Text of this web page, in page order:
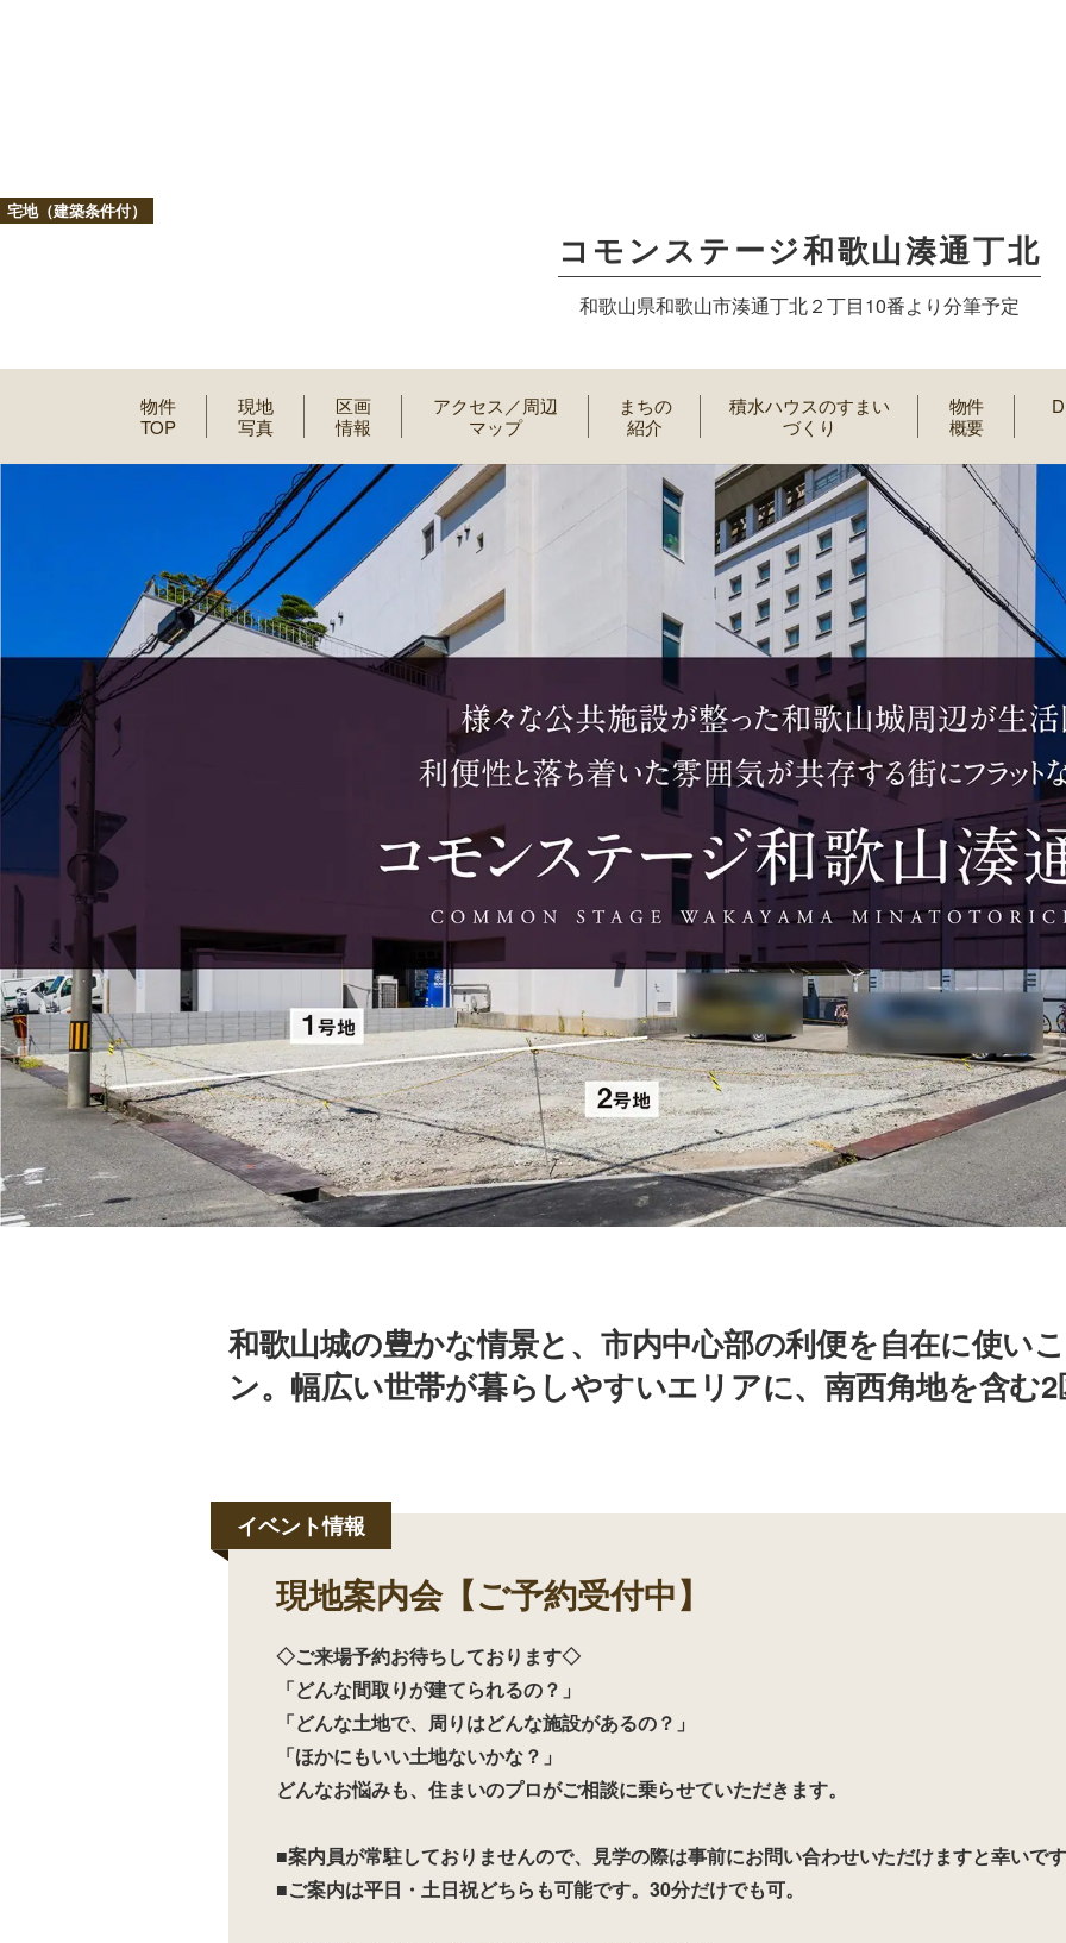
宅地（建築条件付）
コモンステージ和歌山湊通丁北
和歌山県和歌山市湊通丁北２丁目10番より分筆予定
物件
TOP
現地
写真
区画
情報
アクセス／周辺
マップ
まちの
紹介
積水ハウスのすまい
づくり
物件
概要
和歌山城の豊かな情景と、市内中心部の利便を自在に使い
ン。幅広い世帯が暮らしやすいエリアに、南西角地を含む
現地案内会【ご予約受付中】
◇ご来場予約お待ちしております◇
「どんな間取りが建てられるの？」
「どんな土地で、周りはどんな施設があるの？」
「ほかにもいい土地ないかな？」
どんなお悩みも、住まいのプロがご相談に乗らせていただきます。
■案内員が常駐しておりませんので、見学の際は事前にお問い合わせいただけますと幸いで
■ご案内は平日・土日祝どちらも可能です。30分だけでも可。